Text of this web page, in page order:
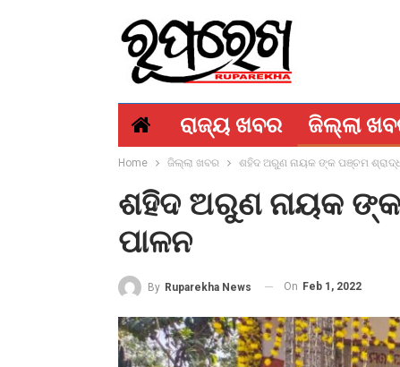
ରାଜ୍ୟ ଖବର ଜିଲ୍ଲା
Home ଜିଲ୍ଲା ଖବର ଶହିଦ ଅରୁଣ ନାୟକ ଙ୍କ ପଞ୍ଚମ ଶ୍ରାଦ୍ଧ
ଶହିଦ ଅରୁଣ ନାୟକ ଙ୍କ
ପାଳନ
By Ruparekha News On Feb 1, 2022